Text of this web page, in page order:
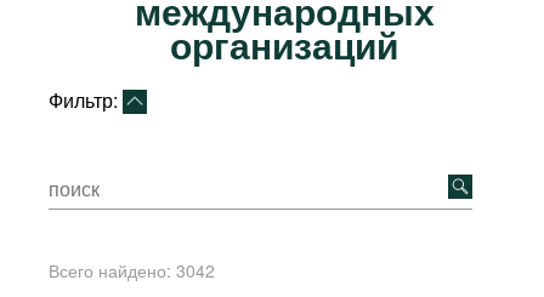
Аналитика
Профили
Стран
Ресурсы
Сайты
организаций
О проекте
организаций
Фильтр:
Всего найдено: 3042